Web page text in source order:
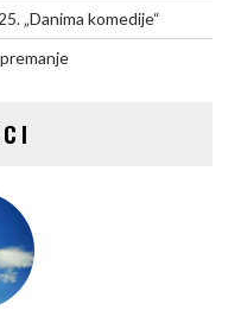
„Danima komedije“